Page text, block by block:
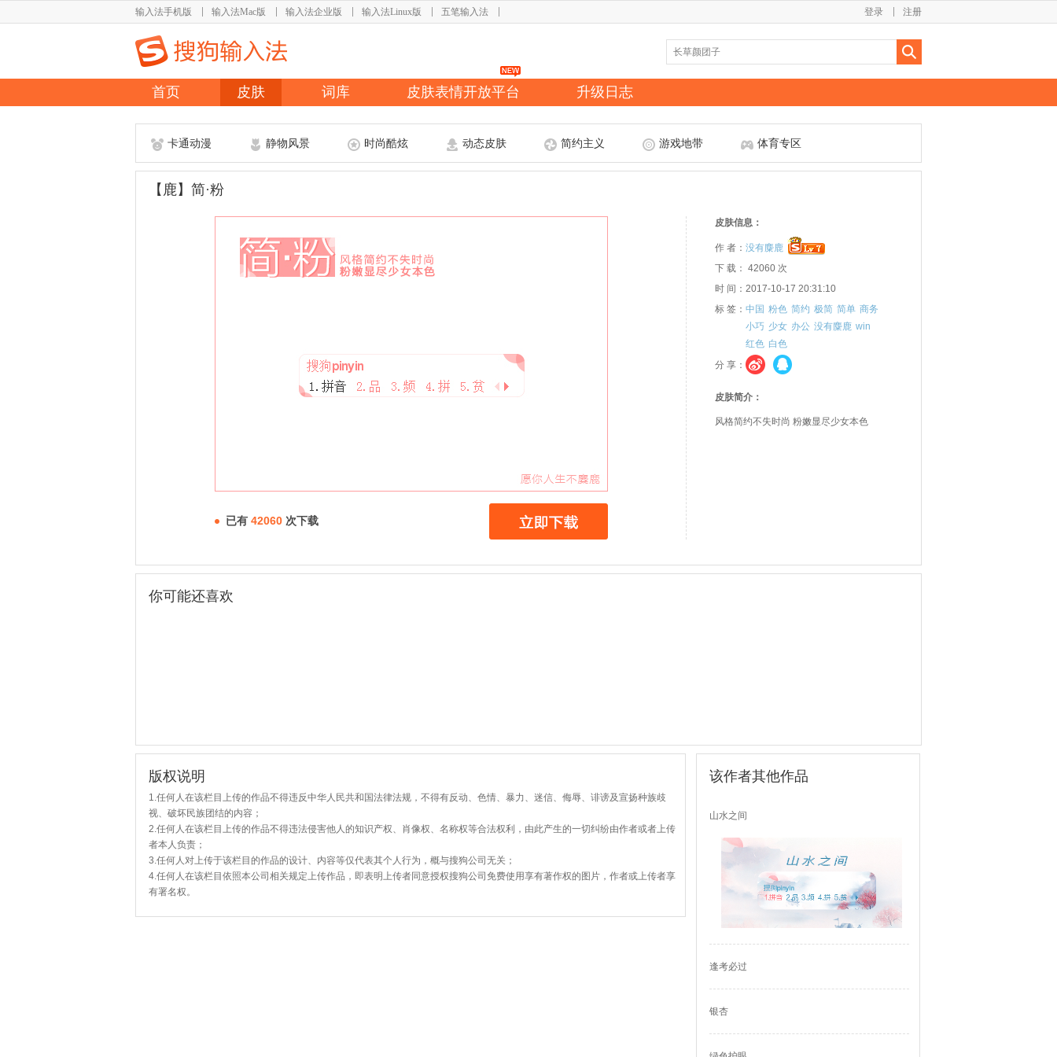
输入法手机版 输入法Mac版 输入法企业版 输入法Linux版 五笔输入法 注册
登录
首页 皮肤 词库 皮肤表情开放平台 升级日志
卡通动漫 静物风景 时尚酷炫 动态皮肤 简约主义 游戏地带 体育专区
【鹿】简·粉
已有 42060 次下载
皮肤信息：
作 者： 没有麋鹿
下 载： 42060 次
时 间：2017-10-17 20:31:10
标 签： 中国 粉色 简约 极简 简单 商务
小巧 少女 办公 没有麋鹿 win
红色 白色
分 享：
皮肤简介：
风格简约不失时尚 粉嫩显尽少女本色
你可能还喜欢
版权说明
1.任何人在该栏目上传的作品不得违反中华人民共和国法律法规，不得有反动、色情、暴力、迷信、侮辱、诽谤及宣扬种族歧
视、破坏民族团结的内容；
2.任何人在该栏目上传的作品不得违法侵害他人的知识产权、肖像权、名称权等合法权利，由此产生的一切纠纷由作者或者上传
者本人负责；
3.任何人对上传于该栏目的作品的设计、内容等仅代表其个人行为，概与搜狗公司无关；
4.任何人在该栏目依照本公司相关规定上传作品，即表明上传者同意授权搜狗公司免费使用享有著作权的图片，作者或上传者享
有署名权。
该作者其他作品
山水之间
逢考必过
银杏